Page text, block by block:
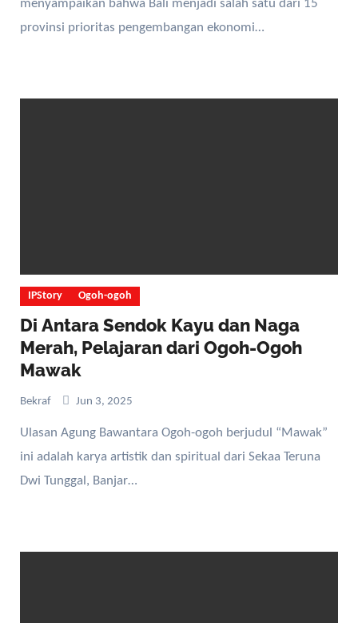
menyampaikan bahwa Bali menjadi salah satu dari 15
provinsi prioritas pengembangan ekonomi…
IPStory Ogoh-ogoh
Di Antara Sendok Kayu dan Naga
Merah, Pelajaran dari Ogoh-Ogoh
Mawak
Bekraf Jun 3, 2025
Ulasan Agung Bawantara Ogoh-ogoh berjudul “Mawak”
ini adalah karya artistik dan spiritual dari Sekaa Teruna
Dwi Tunggal, Banjar…